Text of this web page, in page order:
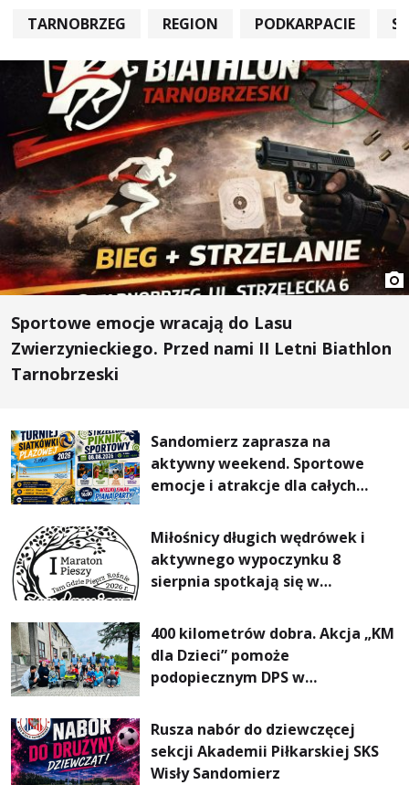
TARNOBRZEG REGION PODKARPACIE
Sportowe emocje wracają do Lasu
Zwierzynieckiego. Przed nami II Letni Biathlon
Tarnobrzeski
Sandomierz zaprasza na
aktywny weekend. Sportowe
emocje i atrakcje dla całych
Miłośnicy długich wędrówek i
aktywnego wypoczynku 8
sierpnia spotkają się w
Pieszym „Tam Gdzie Pieprz
Rośnie”
400 kilometrów dobra. Akcja „KM
dla Dzieci” pomoże
podopiecznym DPS w
Rusza nabór do dziewczęcej
sekcji Akademii Piłkarskiej SKS
Wisły Sandomierz